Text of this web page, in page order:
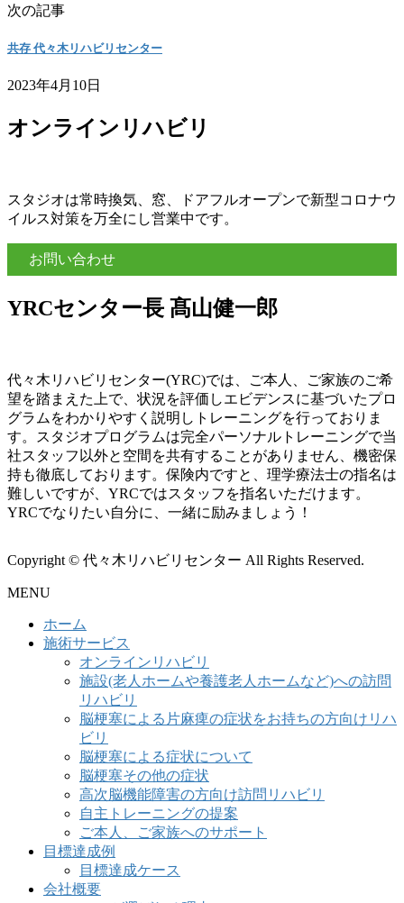
次の記事
共存 代々木リハビリセンター
2023年4月10日
オンラインリハビリ
スタジオは常時換気、窓、ドアフルオープンで新型コロナウ
イルス対策を万全にし営業中です。
お問い合わせ
YRCセンター長 髙山健一郎
代々木リハビリセンター(YRC)では、ご本人、ご家族のご希
望を踏まえた上で、状況を評価しエビデンスに基づいたプロ
グラムをわかりやすく説明しトレーニングを行っておりま
す。スタジオプログラムは完全パーソナルトレーニングで当
社スタッフ以外と空間を共有することがありません、機密保
持も徹底しております。保険内ですと、理学療法士の指名は
難しいですが、YRCではスタッフを指名いただけます。
YRCでなりたい自分に、一緒に励みましょう！
Copyright © 代々木リハビリセンター All Rights Reserved.
MENU
ホーム
施術サービス
オンラインリハビリ
施設(老人ホームや養護老人ホームなど)への訪問
リハビリ
脳梗塞による片麻痺の症状をお持ちの方向けリハ
ビリ
脳梗塞による症状について
脳梗塞その他の症状
高次脳機能障害の方向け訪問リハビリ
自主トレーニングの提案
ご本人、ご家族へのサポート
目標達成例
目標達成ケース
会社概要